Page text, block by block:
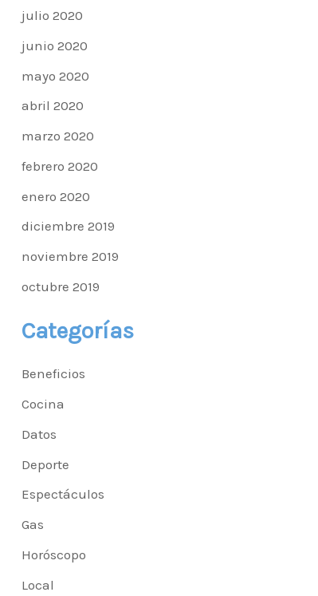
julio 2020
junio 2020
mayo 2020
abril 2020
marzo 2020
febrero 2020
enero 2020
diciembre 2019
noviembre 2019
octubre 2019
Categorías
Beneficios
Cocina
Datos
Deporte
Espectáculos
Gas
Horóscopo
Local